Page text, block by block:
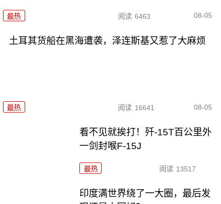
最热 阅读 6463 08-05
土耳其货船在黑海遭袭，泽连斯基又惹了大麻烦
最热 阅读 16641 08-05
看不见就挨打！歼-15T百公里外
一剑封喉F-15J
最热 阅读 13517
印度满世界绕了一大圈，最后发